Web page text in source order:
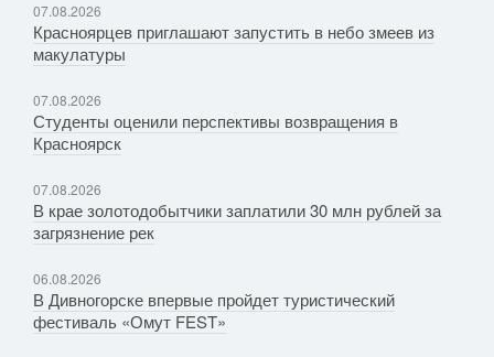
07.08.2026
Красноярцев приглашают запустить в небо змеев из
макулатуры
07.08.2026
Студенты оценили перспективы возвращения в
Красноярск
07.08.2026
В крае золотодобытчики заплатили 30 млн рублей за
загрязнение рек
06.08.2026
В Дивногорске впервые пройдет туристический
фестиваль «Омут FEST»